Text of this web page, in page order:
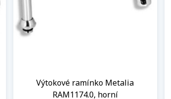
Výtokové ramínko Metalia
RAM1174.0, horní